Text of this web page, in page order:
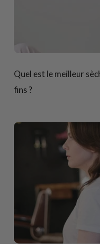
Quel est le meilleur
fins ?